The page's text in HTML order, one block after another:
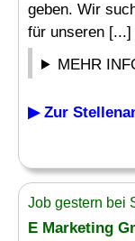
geben. Wir
für unseren [...]
MEHR
▶ Zur
Job gestern bei
E Marketing